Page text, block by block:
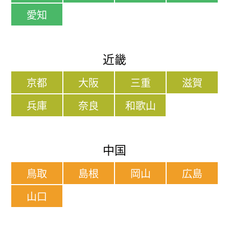
愛知
近畿
京都 大阪 三重
滋賀
兵庫
奈良 和歌山
中国
鳥取 島根 岡山
広島
山口